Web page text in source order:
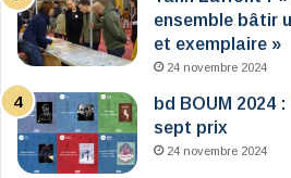
ensemble bâtir
et exemplaire »
24 novembre 2024
bd BOUM 2024
sept prix
24 novembre 2024